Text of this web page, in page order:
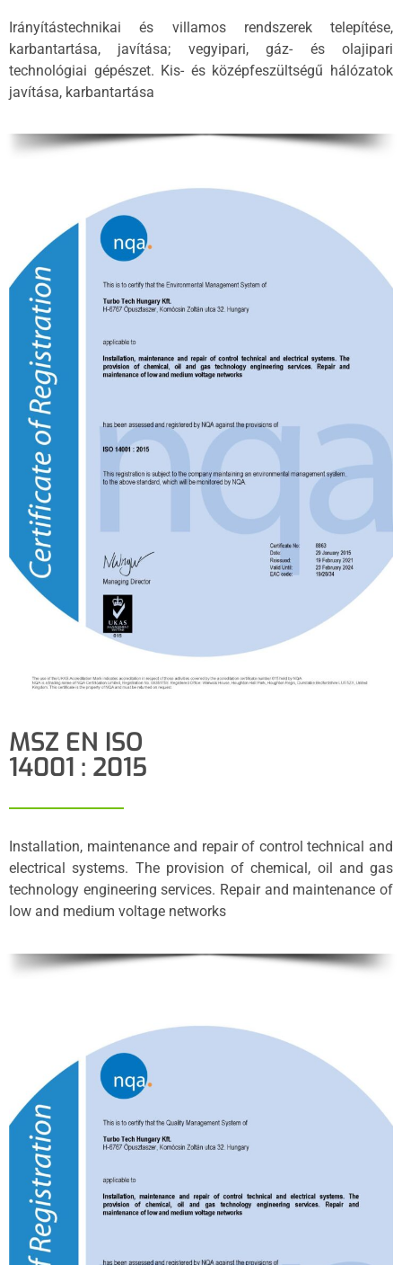
Irányítástechnikai és villamos rendszerek telepítése,
karbantartása, javítása; vegyipari, gáz- és olajipari
technológiai gépészet. Kis- és középfeszültségű hálózatok
javítása, karbantartása
MSZ EN ISO
14001 : 2015
Installation, maintenance and repair of control technical and
electrical systems. The provision of chemical, oil and gas
technology engineering services. Repair and maintenance of
low and medium voltage networks